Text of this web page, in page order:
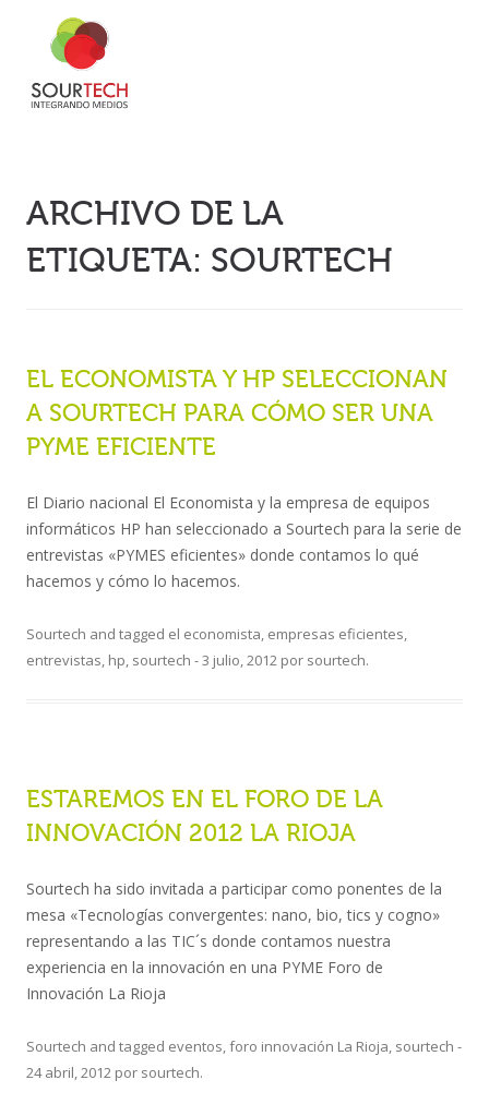
ARCHIVO DE LA
ETIQUETA: SOURTECH
EL ECONOMISTA Y HP SELECCIONAN
A SOURTECH PARA CÓMO SER UNA
PYME EFICIENTE
El Diario nacional El Economista y la empresa de equipos
informáticos HP han seleccionado a Sourtech para la serie de
entrevistas «PYMES eficientes» donde contamos lo qué
hacemos y cómo lo hacemos.
Sourtech and tagged el economista, empresas eficientes,
entrevistas, hp, sourtech -3 julio, 2012 por sourtech.
ESTAREMOS EN EL FORO DE LA
INNOVACIÓN 2012 LA RIOJA
Sourtech ha sido invitada a participar como ponentes de la
mesa «Tecnologías convergentes: nano, bio, tics y cogno»
representando a las TIC´s donde contamos nuestra
experiencia en la innovación en una PYME Foro de
Innovación La Rioja
Sourtech and tagged eventos,foro innovación La Rioja, sourtech -
24 abril, 2012 por sourtech.